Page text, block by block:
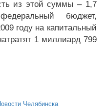
из этой суммы – 1,7
бюджет,
году на капитальный
1 миллиард 799
Челябинска